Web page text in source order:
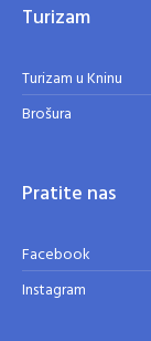
Turizam
Turizam u Kninu
Brošura
Pratite nas
Facebook
Instagram